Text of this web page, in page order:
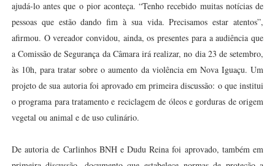
ajudá-lo antes que o pior aconteça. “Tenho recebido muitas notícias de
pessoas que estão dando fim à sua vida. Precisamos estar atentos”,
afirmou. O vereador convidou, ainda, os presentes para a audiência que
a Comissão de Segurança da Câmara irá realizar, no dia 23 de setembro,
às 10h, para tratar sobre o aumento da violência em Nova Iguaçu. Um
projeto de sua autoria foi aprovado em primeira discussão: o que institui
o programa para tratamento e reciclagem de óleos e gorduras de origem
vegetal ou animal e de uso culinário.
De autoria de Carlinhos BNH e Dudu Reina foi aprovado, também em